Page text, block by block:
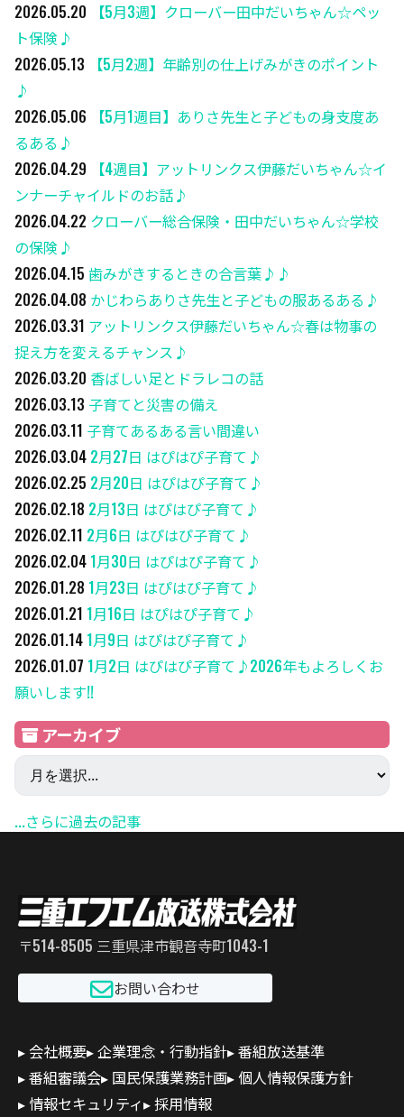
2026.05.20
【5月3週】クローバー田中だいちゃん☆ペッ
ト保険♪
2026.05.13
【5月2週】年齢別の仕上げみがきのポイント
♪
2026.05.06
【5月1週目】ありさ先生と子どもの身支度あ
るある♪
2026.04.29
【4週目】アットリンクス伊藤だいちゃん☆イ
ンナーチャイルドのお話♪
2026.04.22 クローバー総合保険・田中だいちゃん☆学校
の保険♪
2026.04.15 歯みがきするときの合言葉♪♪
2026.04.08 かじわらありさ先生と子どもの服あるある♪
2026.03.31 アットリンクス伊藤だいちゃん☆春は物事の
捉え方を変えるチャンス♪
2026.03.20 香ばしい足とドラレコの話
2026.03.13 子育てと災害の備え
2026.03.11 子育てあるある言い間違い
2026.03.04 2月27日 はぴはぴ子育て♪
2026.02.25 2月20日 はぴはぴ子育て♪
2026.02.18 2月13日 はぴはぴ子育て♪
2026.02.11 2月6日 はぴはぴ子育て♪
2026.02.04 1月30日 はぴはぴ子育て♪
2026.01.28 1月23日 はぴはぴ子育て♪
2026.01.21 1月16日 はぴはぴ子育て♪
2026.01.14 1月9日 はぴはぴ子育て♪
2026.01.07 1月2日 はぴはぴ子育て♪2026年もよろしくお
願いします!!
アーカイブ
...さらに過去の記事
〒514-8505 三重県津市観音寺町1043-1
お問い合わせ
会社概要 企業理念・行動指針 番組放送基準
番組審議会 国民保護業務計画 個人情報保護方針
情報セキュリティ
採用情報